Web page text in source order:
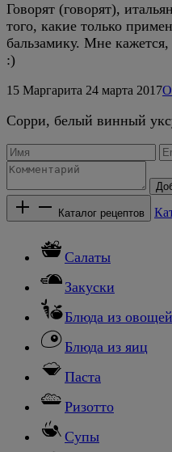
Говорят (говорят),
того, какие только
бальзамику. Мне
:)
15 Маргарита 24 марта 2017
Сорри, белый винный
Каталог рецептов
Салаты
Закуски
Блюда из овощей
Блюда из яиц
Паста
Ризотто
Супы